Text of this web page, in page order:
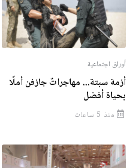
أوراق اجتماعية
أزمة سبتة... مهاجراتٌ جازفن أملًا
بحياة أفضل
منذ 5 ساعات